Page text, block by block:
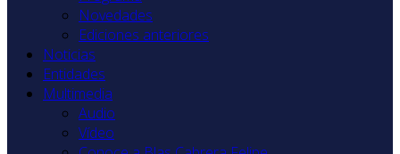
Novedades
Ediciones anteriores
Noticias
Entidades
Multimedia
Audio
Vídeo